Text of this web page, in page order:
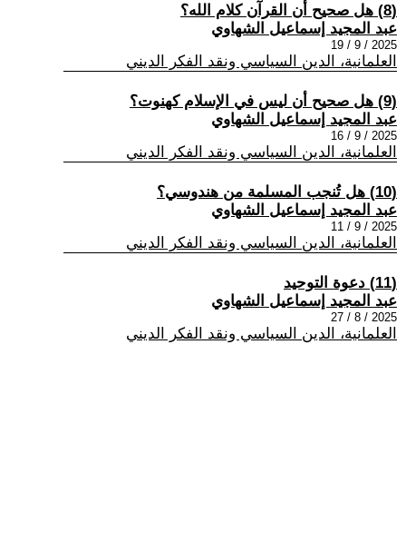
(8) هل صحيح أن القرآن كلام الله؟
عبد المجيد إسماعيل الشهاوي
2025 / 9 / 19
العلمانية، الدين السياسي ونقد الفكر الديني
(9) هل صحيح أن ليس في الإسلام كهنوت؟
عبد المجيد إسماعيل الشهاوي
2025 / 9 / 16
العلمانية، الدين السياسي ونقد الفكر الديني
(10) هل تُنجب المسلمة من هندوسي؟
عبد المجيد إسماعيل الشهاوي
2025 / 9 / 11
العلمانية، الدين السياسي ونقد الفكر الديني
(11) دعوة التوحيد
عبد المجيد إسماعيل الشهاوي
2025 / 8 / 27
العلمانية، الدين السياسي ونقد الفكر الديني